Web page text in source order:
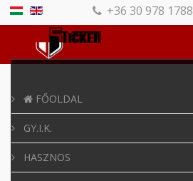
+36 30 978 1788
FŐOLDAL
GY.I.K.
HASZNOS